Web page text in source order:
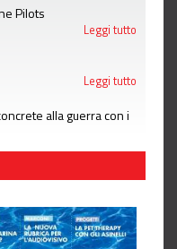
Pilots
Leggi tutto
Leggi tutto
alla guerra con i
Leggi tutto